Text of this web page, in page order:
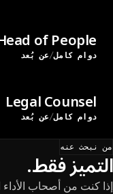
of People
دوام كامل عن بُعد
Legal Counsel
دوام كامل عن بُعد
من نبحث عنه
التميز فقط.
إذا كنت من أصحاب الأداء